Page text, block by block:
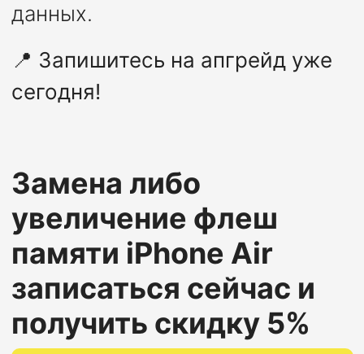
данных.
📍 Запишитесь на апгрейд уже
сегодня!
Замена либо
увеличение флеш
памяти iPhone Air
записаться сейчас и
получить скидку 5%